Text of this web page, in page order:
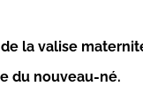
la valise
du nouveau-né.